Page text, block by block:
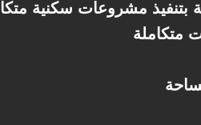
مشروعات سكنية